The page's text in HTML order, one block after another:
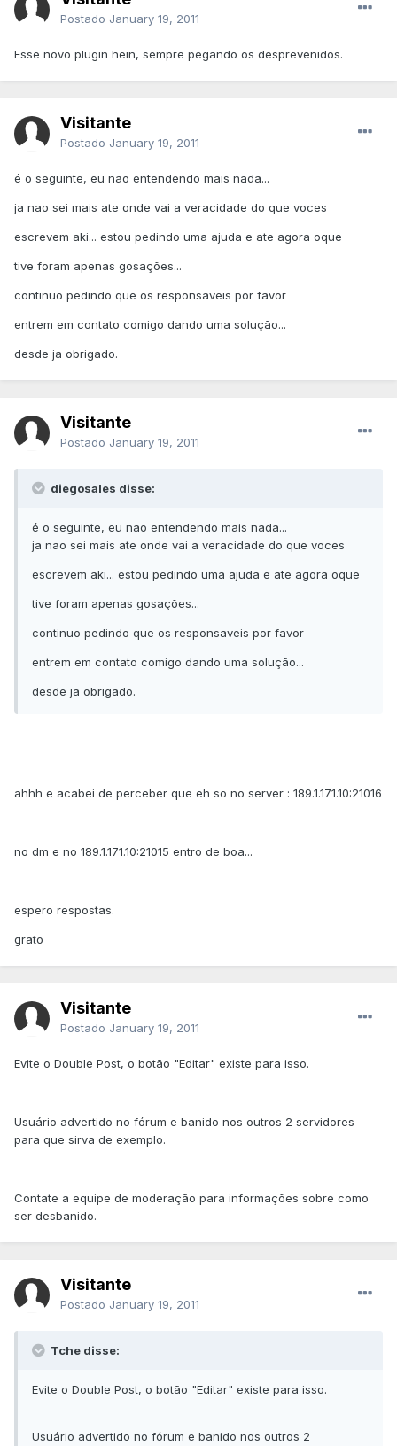
Postado January 19, 2011
Esse novo plugin hein, sempre pegando os desprevenidos.
Visitante
Postado January 19, 2011
é o seguinte, eu nao entendendo mais nada...
ja nao sei mais ate onde vai a veracidade do que voces
escrevem aki... estou pedindo uma ajuda e ate agora oque
tive foram apenas gosações...
continuo pedindo que os responsaveis por favor
entrem em contato comigo dando uma solução...
desde ja obrigado.
Visitante
Postado January 19, 2011
diegosales disse:
é o seguinte, eu nao entendendo mais nada...
ja nao sei mais ate onde vai a veracidade do que voces
escrevem aki... estou pedindo uma ajuda e ate agora oque
tive foram apenas gosações...
continuo pedindo que os responsaveis por favor
entrem em contato comigo dando uma solução...
desde ja obrigado.
ahhh e acabei de perceber que eh so no server : 189.1.171.10:21016
no dm e no 189.1.171.10:21015 entro de boa...
espero respostas.
grato
Visitante
Postado January 19, 2011
Evite o Double Post, o botão "Editar" existe para isso.
Usuário advertido no fórum e banido nos outros 2 servidores
para que sirva de exemplo.
Contate a equipe de moderação para informações sobre como
ser desbanido.
Visitante
Postado January 19, 2011
Tche disse:
Evite o Double Post, o botão "Editar" existe para isso.
Usuário advertido no fórum e banido nos outros 2